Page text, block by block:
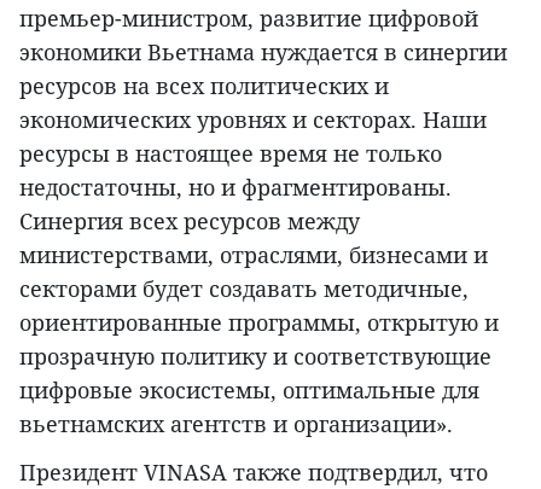
премьер-министром, развитие цифровой
экономики Вьетнама нуждается в синергии
ресурсов на всех политических и
экономических уровнях и секторах. Наши
ресурсы в настоящее время не только
недостаточны, но и фрагментированы.
Синергия всех ресурсов между
министерствами, отраслями, бизнесами и
секторами будет создавать методичные,
ориентированные программы, открытую и
прозрачную политику и соответствующие
цифровые экосистемы, оптимальные для
вьетнамских агентств и организации».
Президент VINASA также подтвердил, что